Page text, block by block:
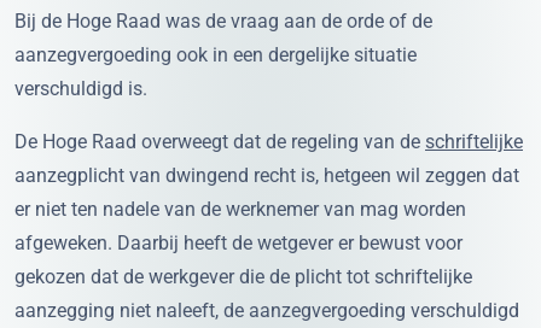
Bij de Hoge Raad was de vraag aan de orde of de
aanzegvergoeding ook in een dergelijke situatie
verschuldigd is.
De Hoge Raad overweegt dat de regeling van deschriftelijke
aanzegplicht van dwingend recht is, hetgeen wil zeggen dat
er niet ten nadele van de werknemer van mag worden
afgeweken. Daarbij heeft de wetgever er bewust voor
gekozen dat de werkgever die de plicht tot schriftelijke
aanzegging niet naleeft, de aanzegvergoeding verschuldigd